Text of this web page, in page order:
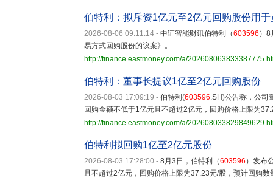
伯特利：拟斥资1亿元至2亿元回购股份用
2026-08-06 09:11:14 - 中证智能财讯伯特利（603596 ）8
易方式回购股份的议案》。
http://finance.eastmoney.com/a/
伯特利：董事长提议1亿至2亿元回购股份
2026-08-03 17:09:19 - 伯特利(603596.SH)公告称，公司
回购金额不低于1亿元且不超过2亿元，回购价格上限为
http://finance.eastmoney.com/a/
伯特利拟回购1亿至2亿元股份
2026-08-03 17:28:00 - 8月3日，伯特利（603596 ）发布
且不超过2亿元，回购价格上限为37.23元/股，预计回购